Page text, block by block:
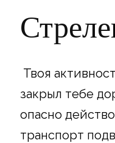
Твоя
закрыл тебе
опасно
транспорт